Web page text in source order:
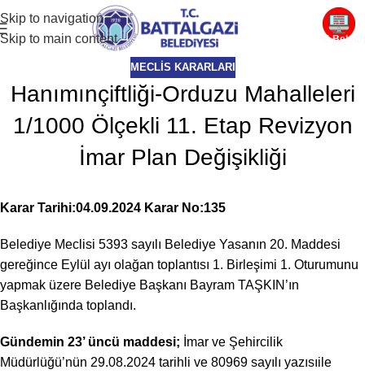
Skip to navigation
Skip to main content
E-
MECLIS KARARLARI
Hanımınçiftliği-Orduzu Mahalleleri
1/1000 Ölçekli 11. Etap Revizyon
İmar Plan Değişikliği
Karar Tarihi:04.09.2024 Karar No:135
Belediye Meclisi 5393 sayılı Belediye Yasanın 20. Maddesi
gereğince Eylül ayı olağan toplantısı 1. Birleşimi 1. Oturumunu
yapmak üzere Belediye Başkanı Bayram TAŞKIN’ın
Başkanlığında toplandı.
Gündemin 23’ üncü maddesi; İmar ve Şehircilik
Müdürlüğü’nün 29.08.2024 tarihli ve 80969 sayılı yazısıile